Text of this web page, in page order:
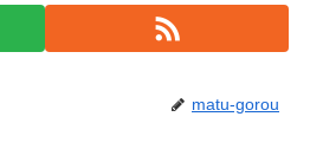
matu-gorou